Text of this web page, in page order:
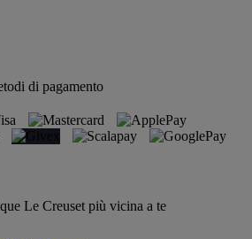
di pagamento
Le Creuset più vicina a te